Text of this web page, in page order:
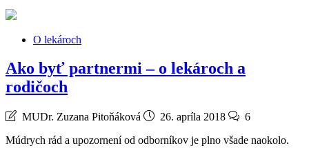
O lekároch
Ako byť partnermi – o lekároch a
rodičoch
MUDr. Zuzana Pitoňáková 26. apríla 2018
6
Múdrych rád a upozornení od odborníkov je plno všade naokolo.